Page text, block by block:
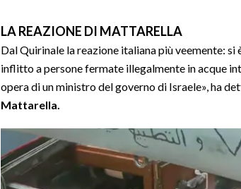
LA REAZIONE DI MATTARELLA
Dal Quirinale la reazione italiana più veemente:
inflitto a persone fermate illegalmente in acque
opera di un ministro del governo di Israele», ha
Mattarella.